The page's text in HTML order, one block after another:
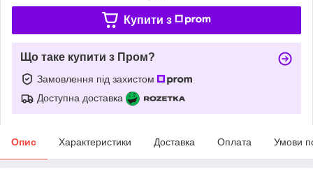
Купити з
Що таке купити з Пром?
Замовлення під захистом
Доступна доставка
Опис Характеристики Доставка Оплата Умови